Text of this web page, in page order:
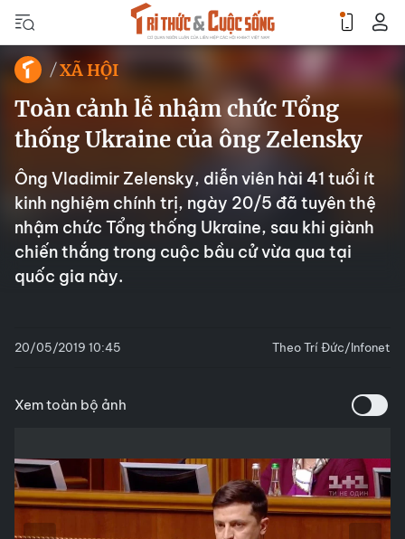
XÃ HỘI
Toàn cảnh lễ nhậm chức Tổng
thống Ukraine của ông Zelensky
Ông Vladimir Zelensky, diễn viên hài 41 tuổi ít
kinh nghiệm chính trị, ngày 20/5 đã tuyên thệ
nhậm chức Tổng thống Ukraine, sau khi giành
chiến thắng trong cuộc bầu cử vừa qua tại
quốc gia này.
20/05/2019 10:45 Theo Trí Đức/Infonet
Xem toàn bộ ảnh